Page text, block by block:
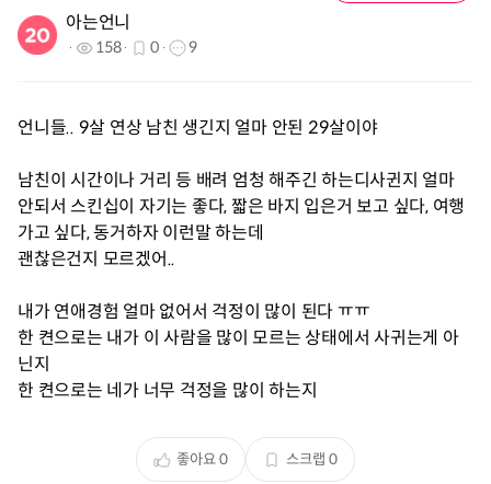
아는언니
158 0 9
언니들.. 9살 연상 남친 생긴지 얼마 안된 29살이야
남친이 시간이나 거리 등 배려 엄청 해주긴 하는디사귄지 얼마
안되서 스킨십이 자기는 좋다, 짧은 바지 입은거 보고 싶다, 여행
가고 싶다, 동거하자 이런말 하는데
괜찮은건지 모르겠어..
내가 연애경험 얼마 없어서 걱정이 많이 된다 ㅠㅠ
한 켠으로는 내가 이 사람을 많이 모르는 상태에서 사귀는게 아
닌지
한 켠으로는 네가 너무 걱정을 많이 하는지
좋아요0 스크랩 0